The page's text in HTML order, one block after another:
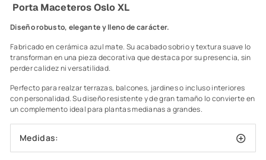
Porta Maceteros Oslo XL
Diseño robusto, elegante y lleno de carácter.
Fabricado en cerámica azul mate. Su acabado sobrio y textura suave lo
transforman en una pieza decorativa que destaca por su presencia, sin
perder calidez ni versatilidad.
Perfecto para realzar terrazas, balcones, jardines o incluso interiores
con personalidad. Su diseño resistente y de gran tamaño lo convierte en
un complemento ideal para plantas medianas a grandes.
Medidas: